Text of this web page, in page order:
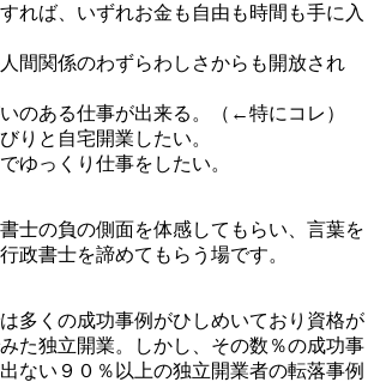
れば、いずれお金も自由も時間も手に入
間関係のわずらわしさからも開放され
のある仕事が出来る。（←特にコレ）
りと自宅開業したい。
ゆっくり仕事をしたい。
士の負の側面を体感してもらい、言葉を
政書士を諦めてもらう場です。
多くの成功事例がひしめいており資格が
た独立開業。しかし、その数％の成功事
ない９０％以上の独立開業者の転落事例